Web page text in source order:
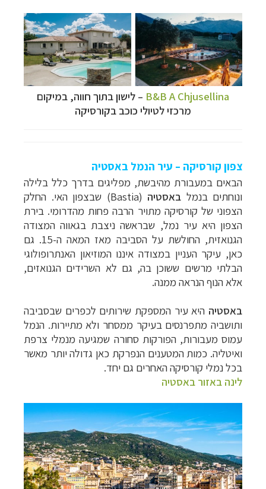
B&B A Chjusellina – לישון בתוך חווה, במיקום
מרכזי לטיולי כוכב בקורסיקה
צפון קורסיקה – עיר הנמל באסטיה
הבאים במעבורת מהיבשת, מפליגים בדרך כלל בלילה
ונוחתים בנמל באסטיה (
Bastia) שבצפון האי. החלק
הצפוני של קורסיקה מתויר הרבה פחות מהדרומי. בירת
הצפון היא עיר נמל, שבראשה ניצבת בגאווה המצודה
הגנואזית, החולשת על הסביבה מאז המאה ה-15. גם
כאן, עיקר העניין במצודה איננו המוזיאון האנתרופולוגי
הבלתי מרשים ששוכן בה, גם לא השרידים הגנואזים,
אלא הנוף הנראה ממנה.
באסטיה היא עיר המספקת שירותים לכפרים שבסביבה
ותושביה מתפרנסים בעיקר ממסחר ולא מתיירות. הנמל
עמוס מעבורות, הפורקות סחורה שמגיעה מנמלי צרפת
ואיטליה. כמות המטענים הנפרקת כאן גדולה יותר מאשר
בכל נמלי קורסיקה האחרים גם יחד.
לינה באזור באסטיה